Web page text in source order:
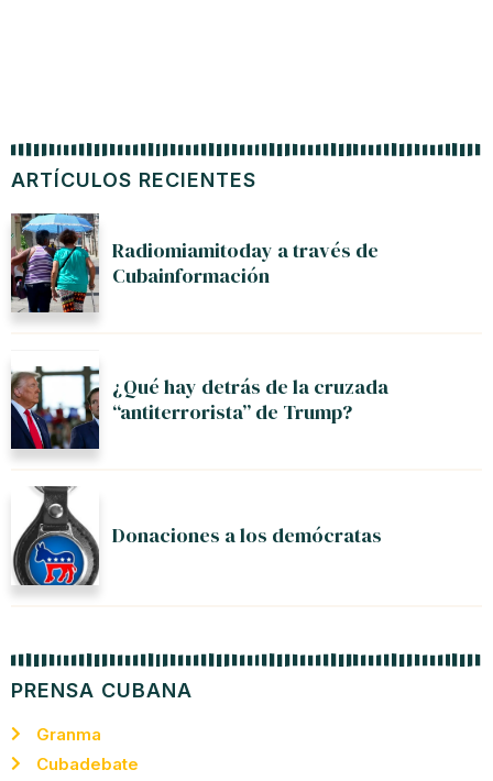
ARTÍCULOS RECIENTES
Radiomiamitoday a través de
Cubainformación
¿Qué hay detrás de la cruzada
“antiterrorista” de Trump?
Donaciones a los demócratas
PRENSA CUBANA
Granma
Cubadebate